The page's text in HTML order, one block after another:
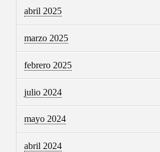
abril 2025
marzo 2025
febrero 2025
julio 2024
mayo 2024
abril 2024